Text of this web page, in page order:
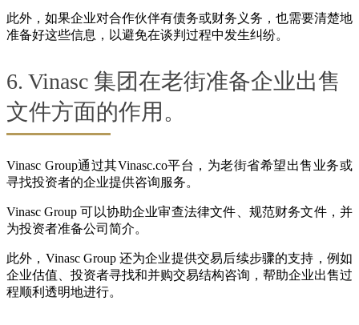
此外，如果企业对合作伙伴有债务或财务义务，也需要清楚地
准备好这些信息，以避免在谈判过程中发生纠纷。
6. Vinasc 集团在老街准备企业出售
文件方面的作用。
Vinasc Group通过其Vinasc.co平台，为老街省希望出售业务或
寻找投资者的企业提供咨询服务。
Vinasc Group 可以协助企业审查法律文件、规范财务文件，并
为投资者准备公司简介。
此外，Vinasc Group 还为企业提供交易后续步骤的支持，例如
企业估值、投资者寻找和并购交易结构咨询，帮助企业出售过
程顺利透明地进行。